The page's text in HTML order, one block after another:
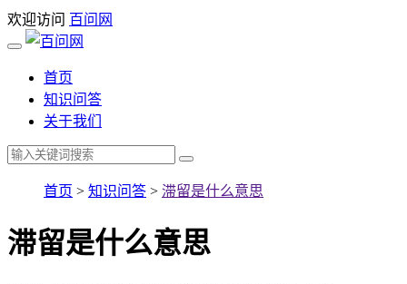
欢迎访问 百问网
首页
知识问答
关于我们
首页 > 知识问答 > 滞留是什么意思
滞留是什么意思